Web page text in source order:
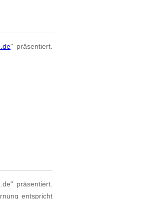
" präsentiert.
präsentiert.
entspricht